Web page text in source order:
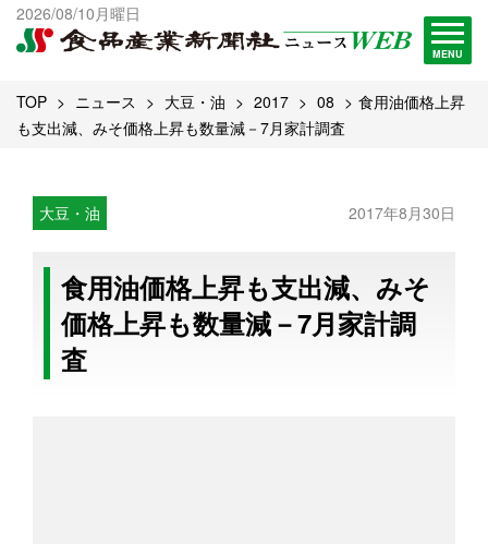
2026/08/10月曜日
MENU
出版物一覧へ
試読・購読申し込み
TOP ニュース 大豆・油 2017 08
食用油価格上昇
も支出減、みそ価格上昇も数量減－7月家計調査
大豆・油 2017年8月30日
食用油価格上昇も支出減、みそ
価格上昇も数量減－7月家計調
査